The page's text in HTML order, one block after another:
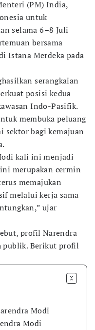
(PM) India,
untuk
selama 6–8 Juli
bersama
Istana Merdeka pada
serangkaian
posisi kedua
Indo-Pasifik.
membuka peluang
sektor bagi kemajuan
kali ini menjadi
merupakan cermin
memajukan
melalui kerja sama
ujar
profil Narendra
publik. Berikut profil
Modi
Modi